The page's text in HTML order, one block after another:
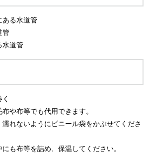
ある水道管
管
水道管
や布等でも代用できます。
濡れないようにビニール袋をかぶせてくださ
も布等を詰め、保温してください。